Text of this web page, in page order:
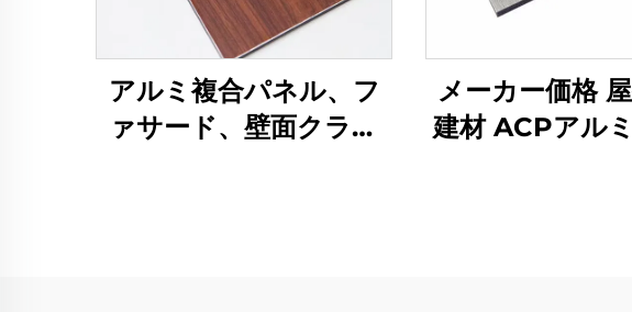
アルミ複合パネル、フ
ァサード、壁面クラッ
メーカー価格
建材 ACPアル